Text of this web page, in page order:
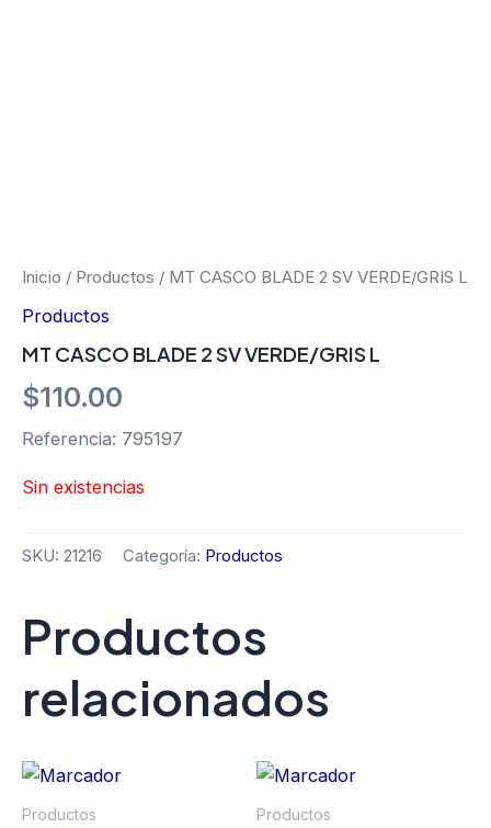
Inicio / Productos / MT CASCO BLADE 2 SV VERDE/GRIS L
Productos
MT CASCO BLADE 2 SV VERDE/GRIS L
$110.00
Referencia: 795197
Sin existencias
SKU: 21216 Categoría: Productos
Productos
relacionados
Productos Productos